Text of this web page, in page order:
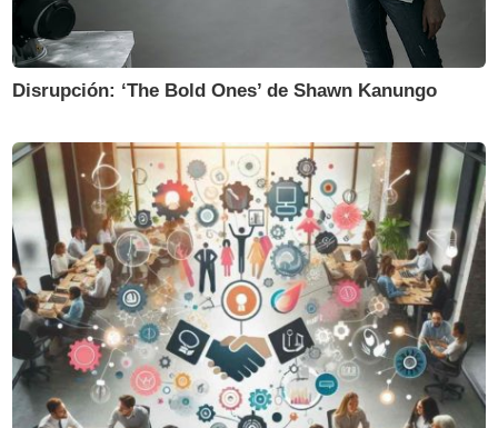
Disrupción: ‘The Bold Ones’ de Shawn Kanungo